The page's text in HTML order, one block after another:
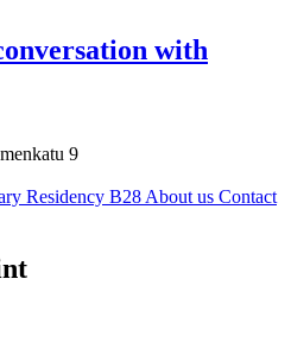
with
9
Residency B28 About us Contact